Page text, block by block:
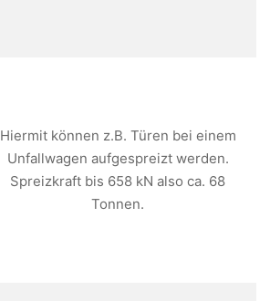
Hiermit können z.B. Türen bei einem
Unfallwagen aufgespreizt werden.
Spreizkraft bis 658 kN also ca. 68
Tonnen.